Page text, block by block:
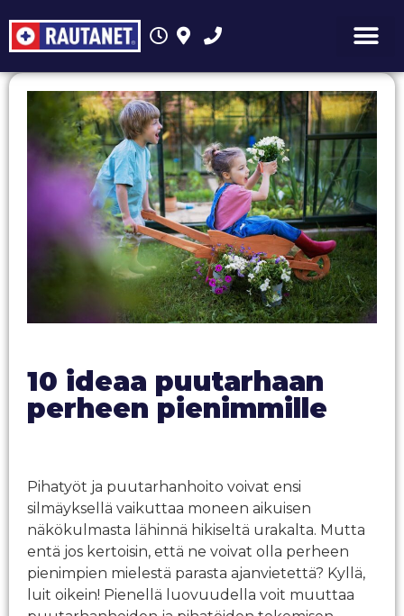
10 ideaa puutarhaan
perheen pienimmille
Pihatyöt ja puutarhanhoito voivat ensi
silmäyksellä vaikuttaa moneen aikuisen
näkökulmasta lähinnä hikiseltä urakalta. Mutta
entä jos kertoisin, että ne voivat olla perheen
pienimpien mielestä parasta ajanvietettä? Kyllä,
luit oikein! Pienellä luovuudella voit muuttaa